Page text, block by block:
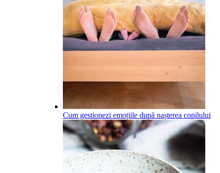
Cum gestionezi emoțiile după nașterea copilului